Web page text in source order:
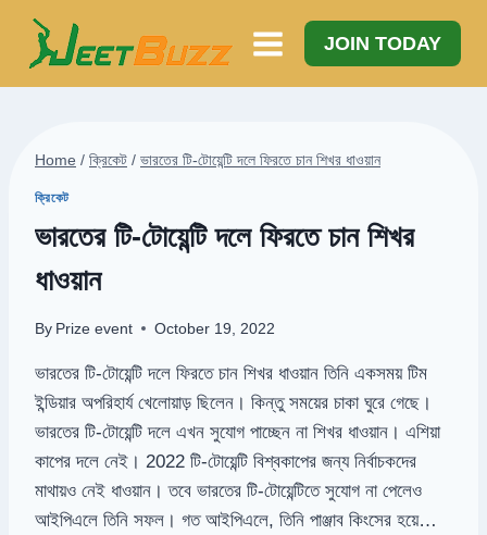
Skip
content
JOIN TODAY
Home / ক্রিকেট / ভারতের টি-টোয়েন্টি দলে ফিরতে চান শিখর ধাওয়ান
ক্রিকেট
ভারতের টি-টোয়েন্টি দলে ফিরতে চান শিখর
ধাওয়ান
By Prize event October 19, 2022
ভারতের টি-টোয়েন্টি দলে ফিরতে চান শিখর ধাওয়ান তিনি একসময় টিম
ইন্ডিয়ার অপরিহার্য খেলোয়াড় ছিলেন। কিন্তু সময়ের চাকা ঘুরে গেছে।
ভারতের টি-টোয়েন্টি দলে এখন সুযোগ পাচ্ছেন না শিখর ধাওয়ান। এশিয়া
কাপের দলে নেই। 2022 টি-টোয়েন্টি বিশ্বকাপের জন্য নির্বাচকদের
মাথায়ও নেই ধাওয়ান। তবে ভারতের টি-টোয়েন্টিতে সুযোগ না পেলেও
আইপিএলে তিনি সফল। গত আইপিএলে, তিনি পাঞ্জাব কিংসের হয়ে…